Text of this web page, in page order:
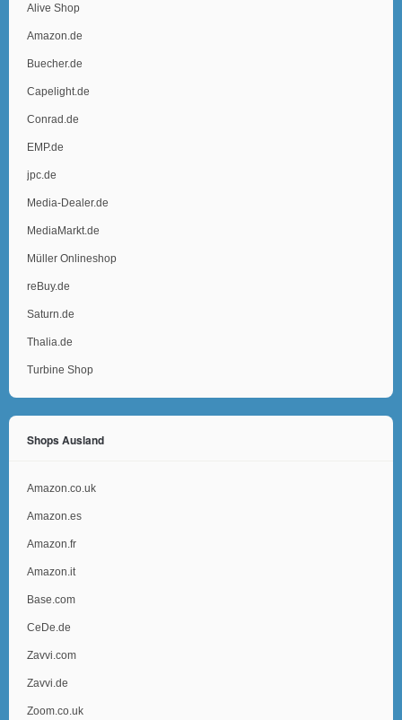
Alive Shop
Amazon.de
Buecher.de
Capelight.de
Conrad.de
EMP.de
jpc.de
Media-Dealer.de
MediaMarkt.de
Müller Onlineshop
reBuy.de
Saturn.de
Thalia.de
Turbine Shop
Shops Ausland
Amazon.co.uk
Amazon.es
Amazon.fr
Amazon.it
Base.com
CeDe.de
Zavvi.com
Zavvi.de
Zoom.co.uk